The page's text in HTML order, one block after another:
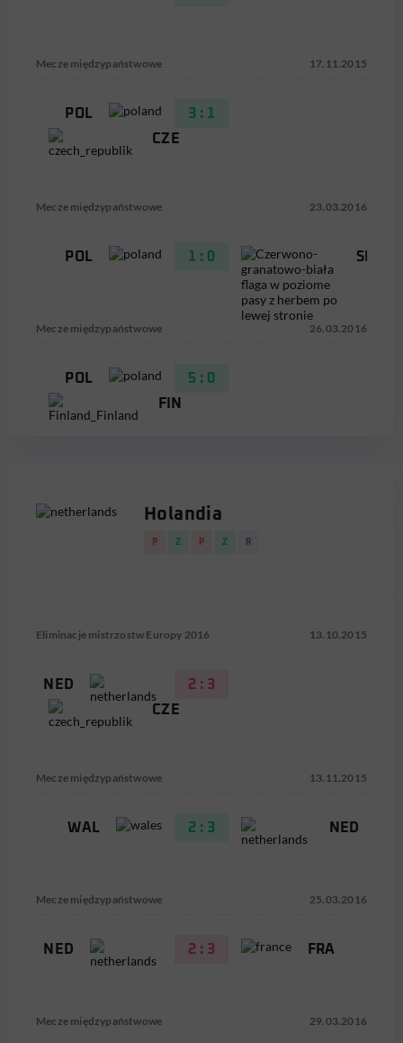
Mecze międzypaństwowe 17.11.2015
POL
3 : 1
CZE
Mecze międzypaństwowe 23.03.2016
POL 1 : 0 SRB
Mecze międzypaństwowe 26.03.2016
POL
5 : 0
FIN
Holandia
P Z P Z R
Eliminacje mistrzostw Europy 2016 13.10.2015
NED
2 : 3
CZE
Mecze międzypaństwowe 13.11.2015
WAL 2 : 3 NED
Mecze międzypaństwowe 25.03.2016
NED 2 : 3 FRA
Mecze międzypaństwowe 29.03.2016